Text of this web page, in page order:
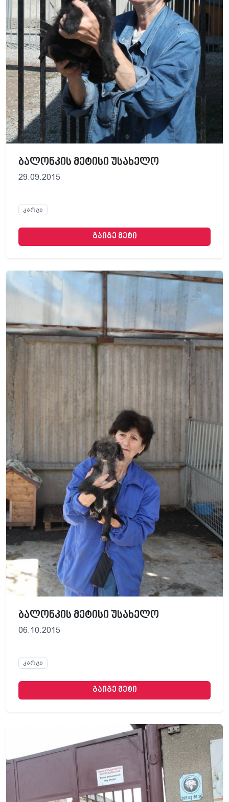
ბალონკის მეტისი უსახელო
29.09.2015
კარგი
გაიგე მეტი
ბალონკის მეტისი უსახელო
06.10.2015
კარგი
გაიგე მეტი